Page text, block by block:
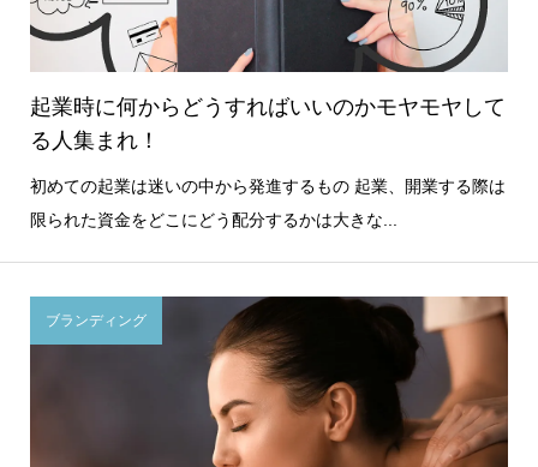
起業時に何からどうすればいいのかモヤモヤして
る人集まれ！
初めての起業は迷いの中から発進するもの 起業、開業する際は
限られた資金をどこにどう配分するかは大きな...
ブランディング